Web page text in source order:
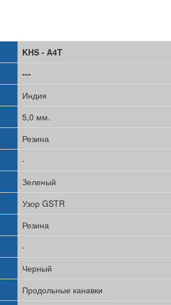
KHS - A4T
---
Индия
5,0 мм.
Резина
-
Зеленый
Узор GSTR
Резина
-
Черный
Продольные канавки